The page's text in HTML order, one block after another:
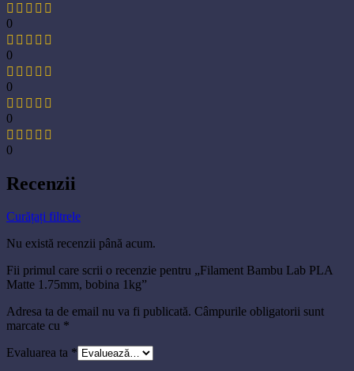
0
0
0
0
0
Recenzii
Curățați filtrele
Nu există recenzii până acum.
Fii primul care scrii o recenzie pentru „Filament Bambu Lab PLA
Matte 1.75mm, bobina 1kg”
Adresa ta de email nu va fi publicată. Câmpurile obligatorii sunt
marcate cu *
Evaluarea ta *